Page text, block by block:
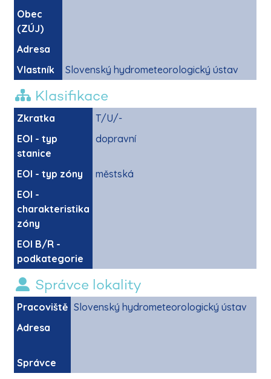
Obec
(ZÚJ)
Adresa
Vlastník
Slovenský hydrometeorologický ústav
Klasifikace
Zkratka
T/U/-
EOI - typ
stanice
dopravní
EOI - typ zóny
městská
EOI -
charakteristika
zóny
EOI B/R -
podkategorie
Správce lokality
Pracoviště Slovenský hydrometeorologický ústav
Adresa
Správce